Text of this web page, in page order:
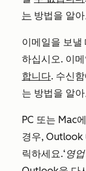
는 방법을 알
이메일을 보낼
하십시오. 이
합니다. 수신
는 방법을 알
PC 또는 Mac
경우, Outlook
릭하세요.‘영